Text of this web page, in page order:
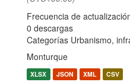
Frecuencia de
0 descargas
Categorías Urbanismo,
Monturque
XLSX JSON XML CSV